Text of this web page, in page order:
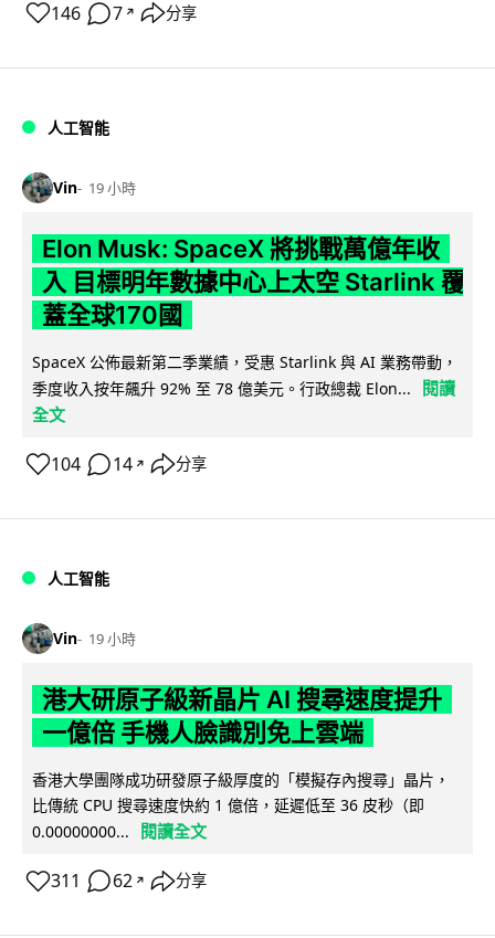
146 7 ↗ 分享
人工智能
Vin 19 小時
Elon Musk: SpaceX 將挑戰萬億年收
入 目標明年數據中心上太空 Starlink 覆
蓋全球170國
SpaceX 公佈最新第二季業績，受惠 Starlink 與 AI 業務帶動，
季度收入按年飆升 92% 至 78 億美元。行政總裁 Elon...
閱讀
全文
104 14 ↗ 分享
人工智能
Vin 19 小時
港大研原子級新晶片 AI 搜尋速度提升
一億倍 手機人臉識別免上雲端
香港大學團隊成功研發原子級厚度的「模擬存內搜尋」晶片，
比傳統 CPU 搜尋速度快約 1 億倍，延遲低至 36 皮秒（即
0.00000000...
閱讀全文
311 62 ↗ 分享